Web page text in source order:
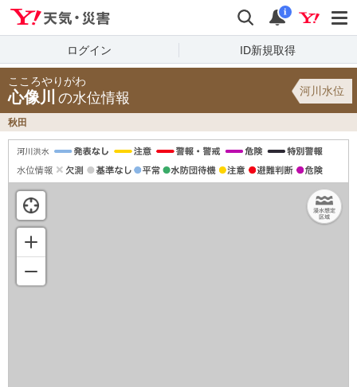
検索 通知
i
ログイン ID新規取得
こころやりがわ
心像川 の水位情報 河川水位
秋田